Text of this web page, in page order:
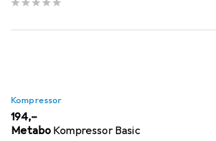
Kompressor
EUR
194,–
Metabo Kompressor Basic